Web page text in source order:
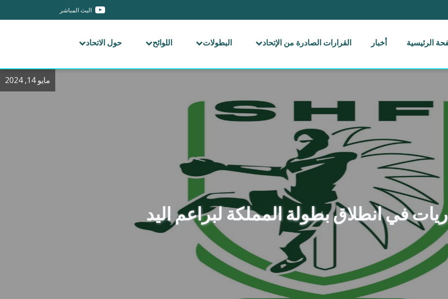
البث المباشر
الرئيسية أخبار القرارات الصادرة من الإتحاد البطولات اللوائح حول الاتحاد
مايو 14, 2024